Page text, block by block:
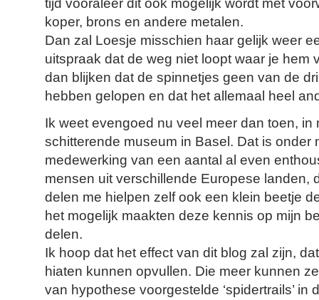
koper, brons en andere metalen.
Dan zal Loesje misschien haar gelijk weer
uitspraak dat de weg niet loopt waar je hem
dan blijken dat de spinnetjes geen van de
hebben gelopen en dat het allemaal heel
Ik weet evengoed nu veel meer dan toen, in
schitterende museum in Basel. Dat is onder
medewerking van een aantal al even
mensen uit verschillende Europese landen,
delen me hielpen zelf ook een klein beetje
het mogelijk maakten deze kennis op mijn
delen.
Ik hoop dat het effect van dit blog zal zijn,
hiaten kunnen opvullen. Die meer kunnen
van hypothese voorgestelde ‘spidertrails’ in